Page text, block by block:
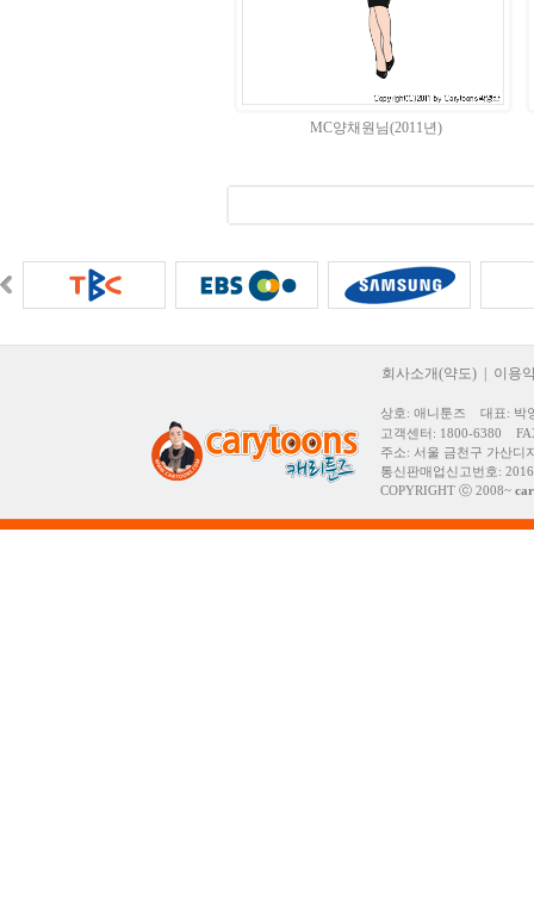
MC양채원님(2011년)
회사소개(약도) 이용
상호: 애니툰즈 대표: 박
고객센터: 1800-6380
주소: 서울 금천구 가산디
통신판매업신고번호:
COPYRIGHT ⓒ 2008~